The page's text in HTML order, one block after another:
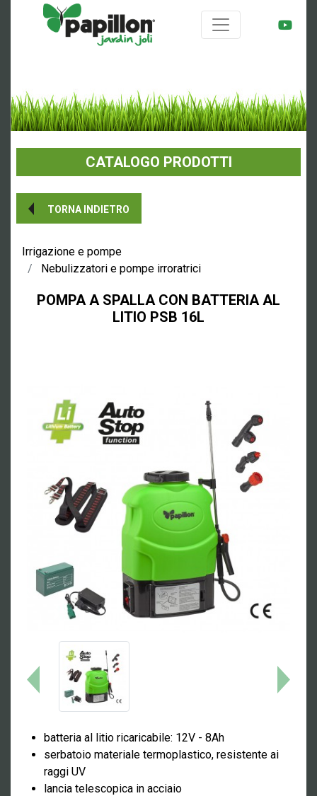
CATALOGO PRODOTTI
TORNA INDIETRO
Irrigazione e pompe
Nebulizzatori e pompe irroratrici
POMPA A SPALLA CON BATTERIA AL
LITIO PSB 16L
batteria al litio ricaricabile: 12V - 8Ah
serbatoio materiale termoplastico, resistente ai
raggi UV
lancia telescopica in acciaio